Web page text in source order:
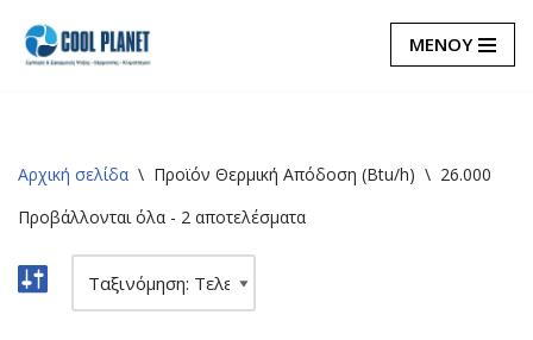
Μεταπηδήστε
ΜΕΝΟΥ
Αρχική σελίδα \ Προϊόν Θερμική Απόδοση (Btu/h) \ 26.000
Προβάλλονται όλα - 2 αποτελέσματα